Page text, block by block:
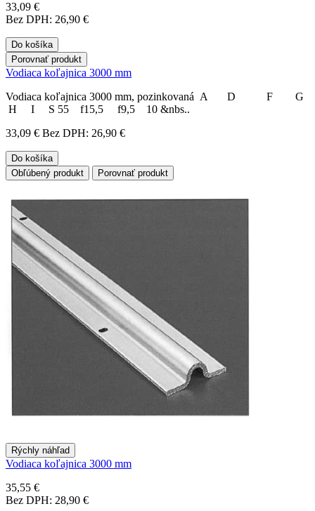
33,09 €
Bez DPH: 26,90 €
Do košíka
Porovnať produkt
Vodiaca koľajnica 3000 mm
Vodiaca koľajnica 3000 mm, pozinkovaná A D F G
H I S 55 f15,5 f9,5 10 &nbs..
33,09 € Bez DPH: 26,90 €
Do košíka
Obľúbený produkt
Porovnať produkt
Rýchly náhľad
Vodiaca koľajnica 3000 mm
35,55 €
Bez DPH: 28,90 €